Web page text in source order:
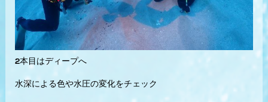
2本目はディープへ
水深による色や水圧の変化をチェック